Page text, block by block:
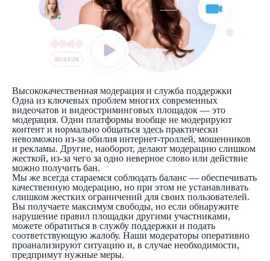
Высококачественная модерация и служба поддержки
Одна из ключевых проблем многих современных
видеочатов и видеостриминговых площадок — это
модерация. Одни платформы вообще не модерируют
контент и нормально общаться здесь практически
невозможно из-за обилия интернет-троллей, мошенников
и рекламы. Другие, наоборот, делают модерацию слишком
жесткой, из-за чего за одно неверное слово или действие
можно получить бан.
Мы же всегда стараемся соблюдать баланс — обеспечивать
качественную модерацию, но при этом не устанавливать
слишком жестких ограничений для своих пользователей.
Вы получаете максимум свободы, но если обнаружите
нарушение правил площадки другими участниками,
можете обратиться в службу поддержки и подать
соответствующую жалобу. Наши модераторы оперативно
проанализируют ситуацию и, в случае необходимости,
предпримут нужные меры.